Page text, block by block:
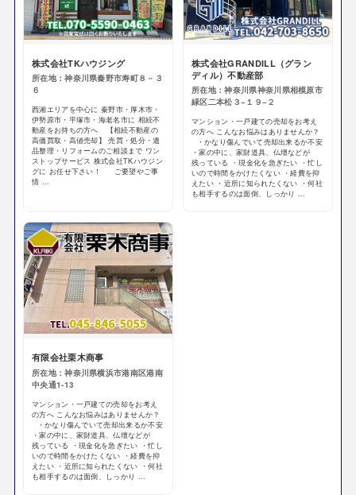
株式会社TKハウジング
所在地：神奈川県秦野市寿町８－３
６
西湘エリアを中心に 秦野市・厚木市・
伊勢原市・平塚市・海老名市に 相続不
動産をお持ちの方へ 【相続不動産の
高価買取・高値売却】 売買・処分・遺
品整理・リフォームのご相談まで ワン
ストップサービス 株式会社TKハウジン
グに お任せ下さい！ ご要望やご事
情 ...
株式会社GRANDILL（グラン
ディル）不動産部
所在地：神奈川県神奈川県相模原市
緑区二本松３−１９−２
マンション・一戸建ての売却をお考え
の方へ こんなお悩みはありませんか？
・かなり傷んでいて売却出来るか不安
・家の中に、家財道具、仏壇などが
残っている ・現金化を急ぎたい ・忙し
いので時間をかけたくない ・経費を抑
えたい ・近所に知られたくない ・何社
も相手するのは面倒、しっかり ...
有限会社栗木商事
所在地：神奈川県横浜市港南区港南
中央通1-13
マンション・一戸建ての売却をお考え
の方へ こんなお悩みはありませんか？
・かなり傷んでいて売却出来るか不安
・家の中に、家財道具、仏壇などが
残っている ・現金化を急ぎたい ・忙し
いので時間をかけたくない ・経費を抑
えたい ・近所に知られたくない ・何社
も相手するのは面倒、しっかり ...